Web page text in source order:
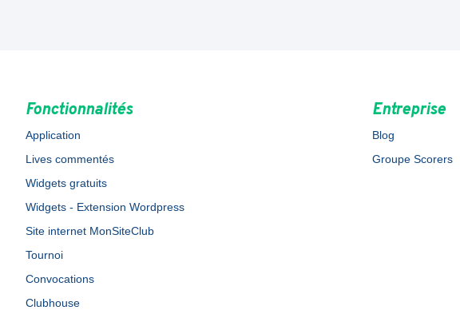
Fonctionnalités
Application
Lives commentés
Widgets gratuits
Widgets - Extension Wordpress
Site internet MonSiteClub
Tournoi
Convocations
Clubhouse
Entreprise
Blog
Groupe Scorers